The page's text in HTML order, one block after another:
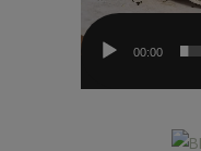
00:00